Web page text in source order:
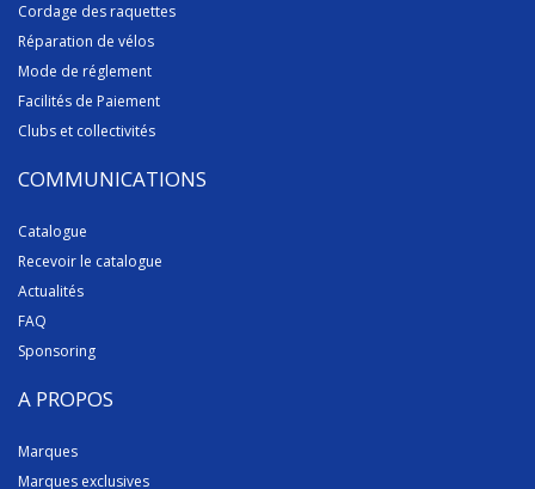
Cordage des raquettes
Réparation de vélos
Mode de réglement
Facilités de Paiement
Clubs et collectivités
COMMUNICATIONS
Catalogue
Recevoir le catalogue
Actualités
FAQ
Sponsoring
A PROPOS
Marques
Marques exclusives